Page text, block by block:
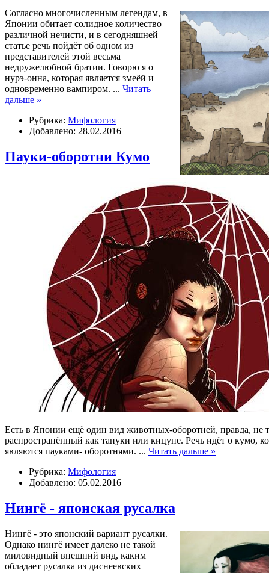
Согласно многочисленным легендам, в
Японии обитает солидное количество
различной нечисти, и в сегодняшней
статье речь пойдёт об одном из
представителей этой весьма
недружелюбной братии. Говорю я о
нурэ-онна, которая является змеёй и
одновременно вампиром. ... Читать
дальше »
Рубрика: Мифология
Добавлено: 28.02.2016
Пауки-оборотни Кумо
Есть в Японии ещё один вид животных-оборотней, правда, не
распространённый как тануки или кицуне. Речь идёт о кумо,
являются пауками- оборотнями. ... Читать дальше »
Рубрика: Мифология
Добавлено: 05.02.2016
Нингё - японская русалка
Нингё - это японский вариант русалки.
Однако нингё имеет далеко не такой
миловидный внешний вид, каким
обладает русалка из диснеевских